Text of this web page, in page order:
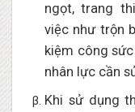
ngọt, trang
việc như trộn
kiệm công
nhân lực cần
Khi sử dụng